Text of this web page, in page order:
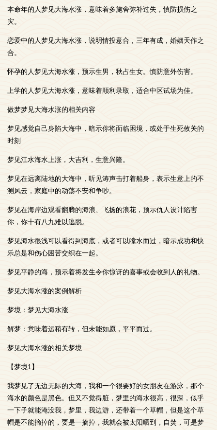
本命年的人梦见大海水涨，意味着多施舍弥补过失，慎防损伤之
灾。
恋爱中的人梦见大海水涨，说明情投意合，三年有成，婚姻天作之
合。
怀孕的人梦见大海水涨，预示生男，秋占生女。慎防意外伤害。
上学的人梦见大海水涨，意味着顺利录取，适合中区试场为佳。
做梦梦见大海水涨的相关内容
梦见感觉自己身陷大海中，暗示你将面临困境，或处于生死攸关的
时刻
梦见江水海水上涨，大吉利，生意兴隆。
梦见在远离陆地的大海中，听见涛声击打着船身，表示生意上的不
测风云，家庭中的动荡不安和争吵。
梦见在海岸边观看翻腾的海浪、飞扬的浪花，预示仇人设计陷害
你，你十有八九难以逃脱。
梦见海水很浅可以看得到海底，或者可以瞠水而过，暗示成功和快
乐总是和伤心困苦交织在一起。
梦见平静的海，预示着将发生令你惊讶的喜事或会收到人的礼物。
梦见大海水涨的案例解析
梦境：梦见大海水涨
解梦：意味着运稍有转，但未能如愿，平平而过。
梦见大海水涨的相关梦境
【梦境1】
我梦见了无边无际的大海，我和一个很要好的女朋友在游泳，那个
海水的颜色是黑色。但又不觉得脏，梦里的海水很高，很深，似乎
一下子就能淹没我，梦里，我边游，还带着一个草帽，但是这个草
帽是不能摘掉的，要是一摘掉，我就会被太阳晒到，自焚，可是梦